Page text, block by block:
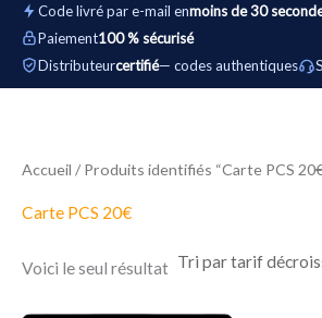
Code livré par e-mail enmoins de 30
Paiement100 % sécurisé
Distributeurcertifié— codes authentiques
Accueil / Produits identifiés “Carte PCS
Carte PCS 20€
Voici le seul résultat